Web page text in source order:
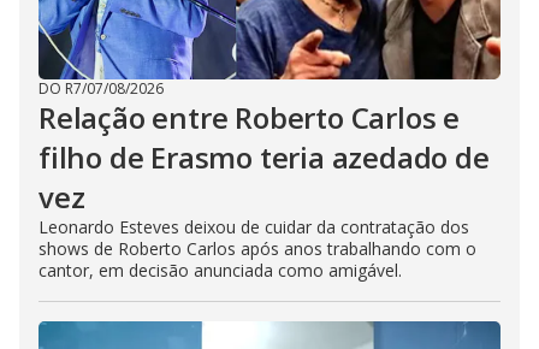
DO R7/07/08/2026
Relação entre Roberto Carlos e
filho de Erasmo teria azedado de
vez
Leonardo Esteves deixou de cuidar da contratação dos
shows de Roberto Carlos após anos trabalhando com o
cantor, em decisão anunciada como amigável.